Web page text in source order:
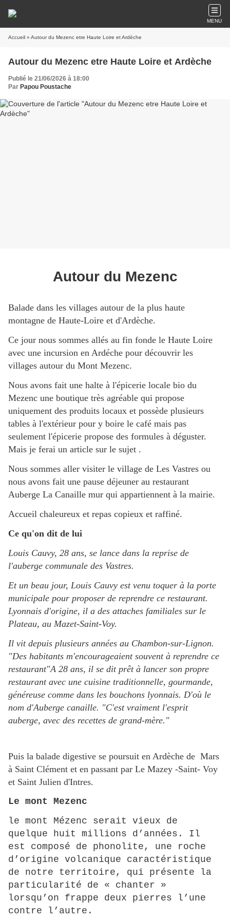
MENU
Accueil » Autour du Mezenc etre Haute Loire et Ardèche
Autour du Mezenc etre Haute Loire et Ardèche
Publié le 21/06/2026 à 18:00
Par Papou Poustache
Autour du Mezenc
Balade dans les villages autour de la plus haute
montagne de Haute-Loire et d'Ardèche.
Ce jour nous sommes allés au fin fonde le Haute Loire
avec une incursion en Ardéche pour découvrir les
villages autour du Mont Mezenc.
Nous avons fait une halte à l'épicerie locale bio du
Mezenc une boutique très agréable qui propose
uniquement des produits locaux et possède plusieurs
tables à l'extérieur pour y boire le café mais pas
seulement l'épicerie propose des formules à déguster.
Mais je ferai un article sur le sujet .
Nous sommes aller visiter le village de Les Vastres ou
nous avons fait une pause déjeuner au restaurant
Auberge La Canaille mur qui appartiennent à la mairie.
Accueil chaleureux et repas copieux et raffiné.
Ce qu'on dit de lui
Louis Cauvy, 28 ans, se lance dans la reprise de
l'auberge communale des Vastres.
Et un beau jour, Louis Cauvy est venu toquer à la porte
municipale pour proposer de reprendre ce restaurant.
Lyonnais d'origine, il a des attaches familiales sur le
Plateau, au Mazet-Saint-Voy.
Il vit depuis plusieurs années au Chambon-sur-Lignon.
"Des habitants m'encourageaient souvent à reprendre ce
restaurant"A 28 ans, il se dit prêt à lancer son propre
restaurant avec une cuisine traditionnelle, gourmande,
généreuse comme dans les bouchons lyonnais. D'où le
nom d'Auberge canaille. "C'est vraiment l'esprit
auberge, avec des recettes de grand-mère."
Puis la balade digestive se poursuit en Ardèche de Mars
à Saint Clément et en passant par Le Mazey -Saint- Voy
et Saint Julien d'Intres.
Le mont Mezenc
le mont Mézenc serait vieux de
quelque huit millions d’années. Il
est composé de phonolite, une roche
d’origine volcanique caractéristique
de notre territoire, qui présente la
particularité de « chanter »
lorsqu’on frappe deux pierres l’une
contre l’autre.